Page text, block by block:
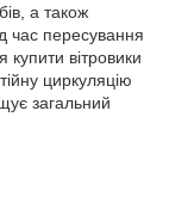
а також
час пересування
вітровики
циркуляцію
загальний